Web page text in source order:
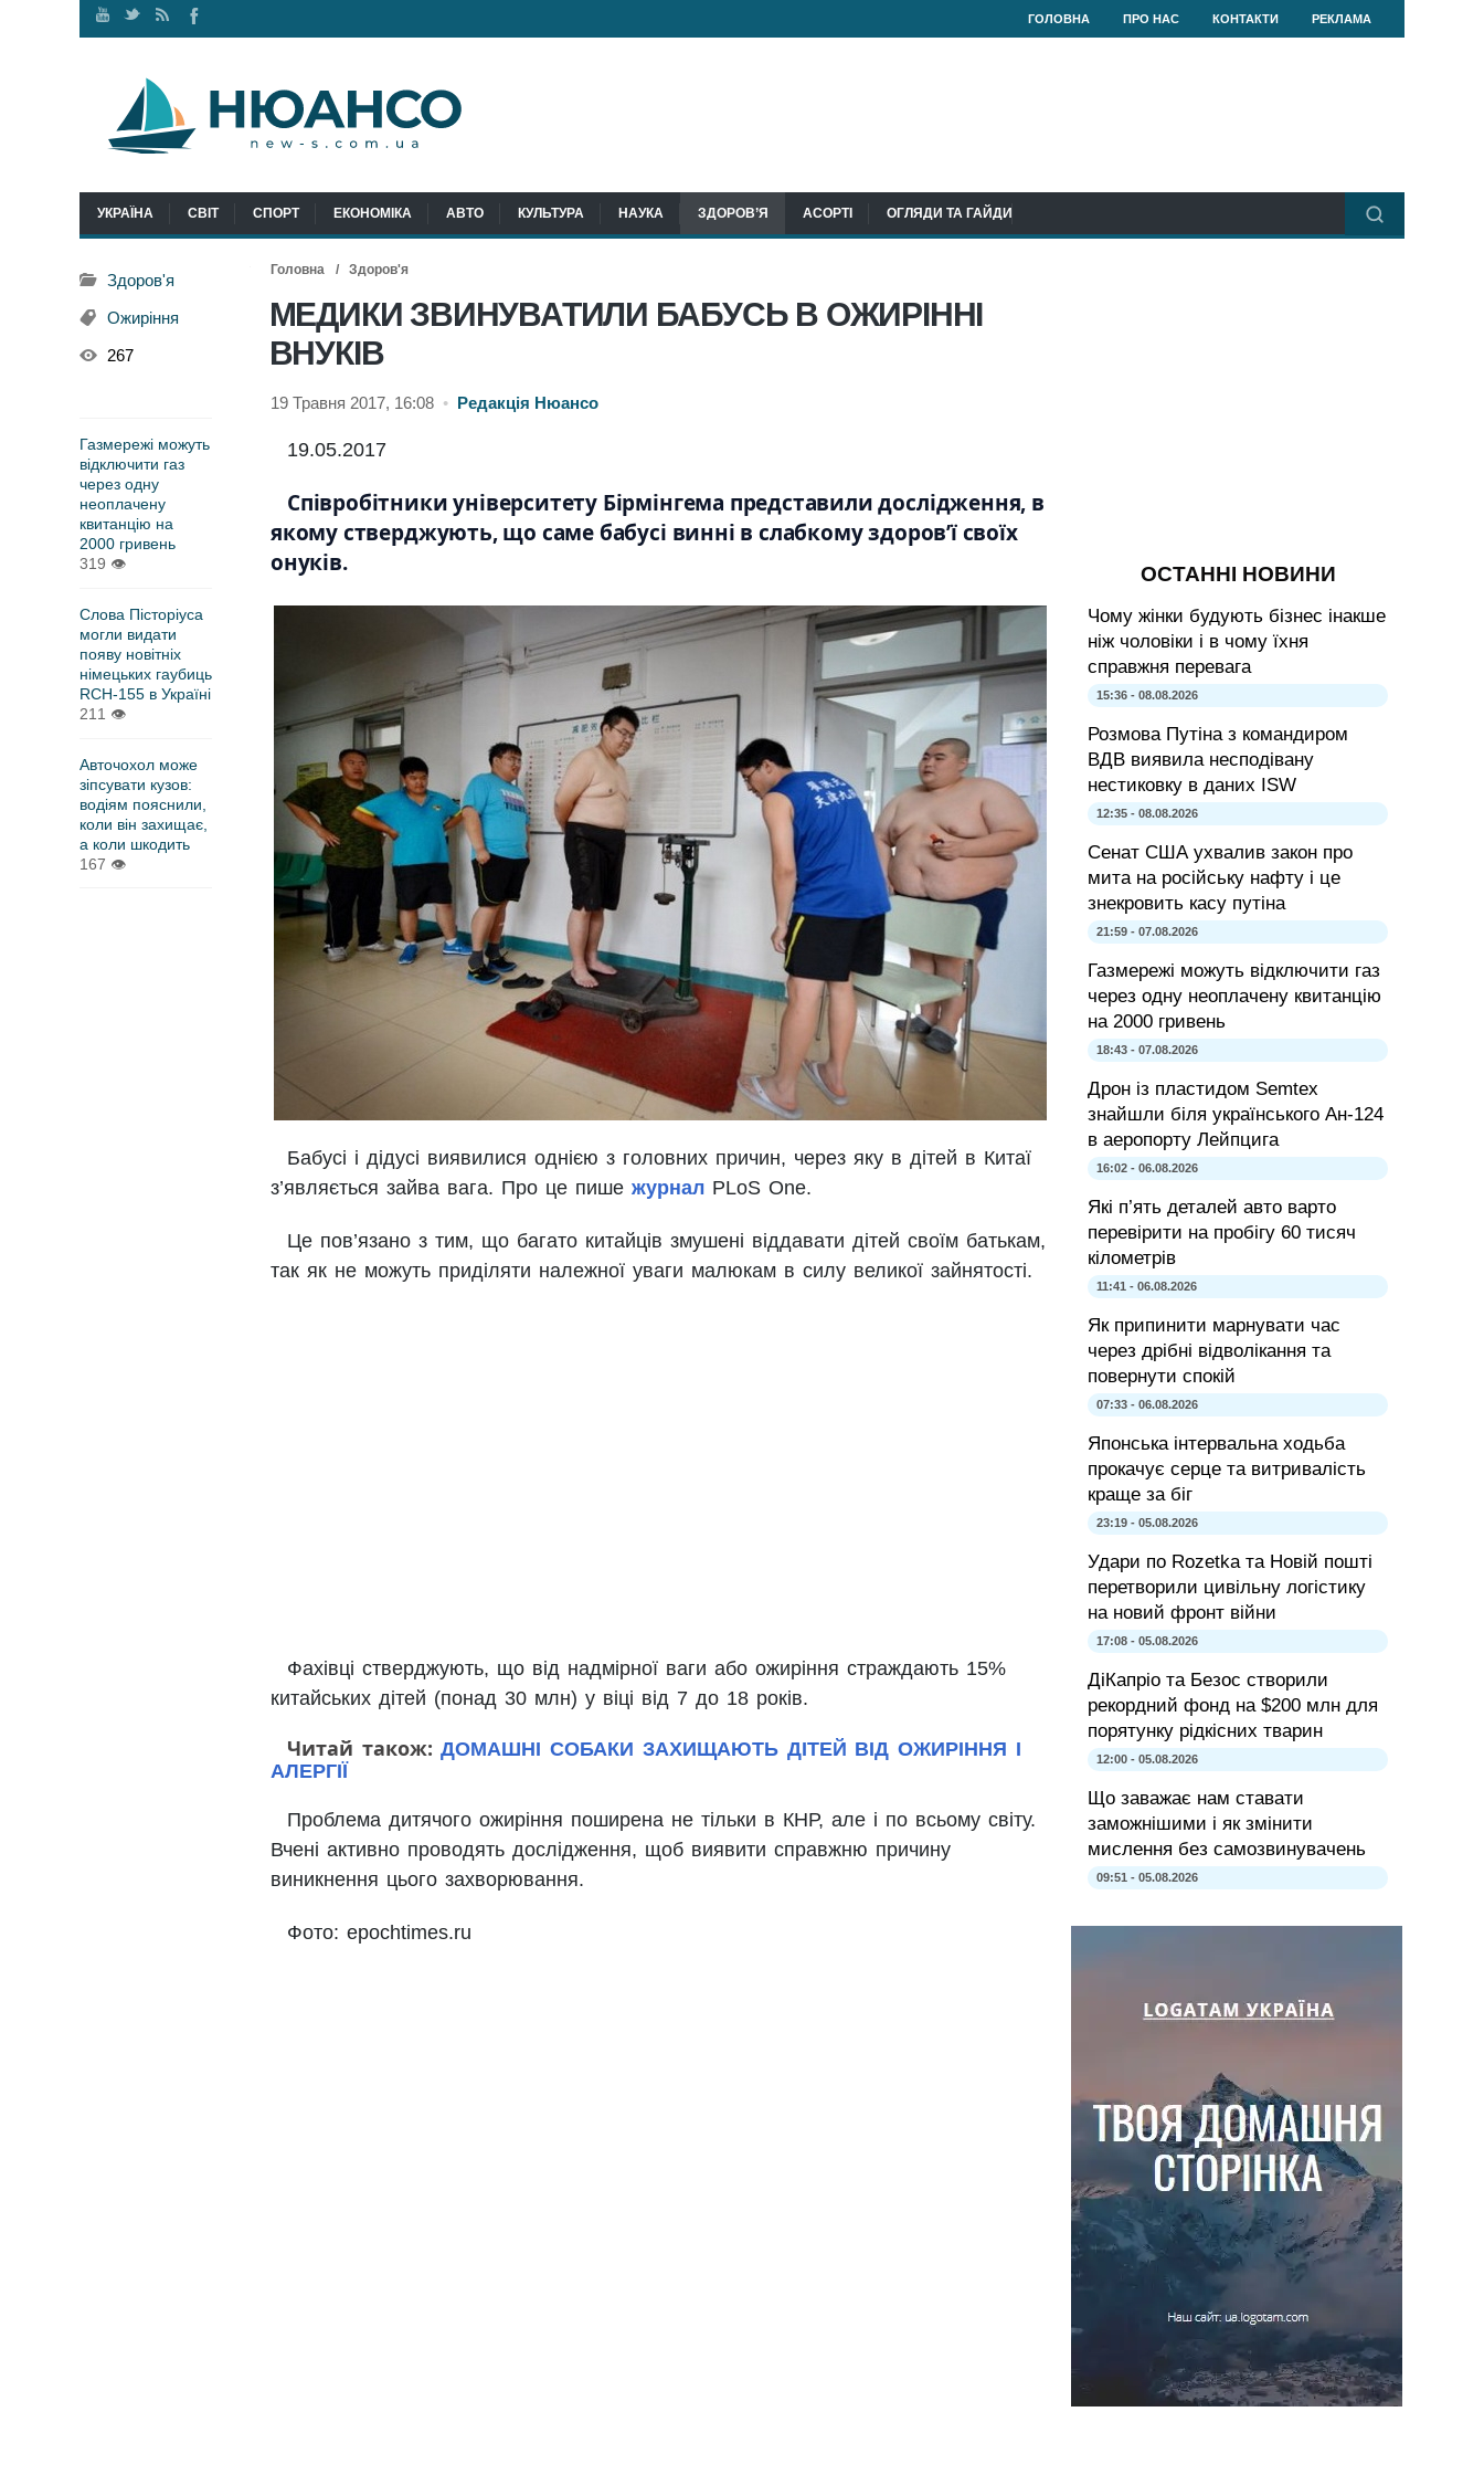
ГОЛОВНА ПРО НАС КОНТАКТИ РЕКЛАМА
Ми
Facebook
RSS
стрічка
Ми
Twitter
Наш
канал
Youtube
УКРАЇНА СВІТ СПОРТ ЕКОНОМІКА АВТО КУЛЬТУРА НАУКА ЗДОРОВ’Я АСОРТІ ОГЛЯДИ ТА ГАЙДИ
Головна Здоров'я
МЕДИКИ ЗВИНУВАТИЛИ БАБУСЬ В ОЖИРІННІ
ВНУКІВ
19 Травня 2017, 16:08 • Редакція Нюансо
19.05.2017
Співробітники університету Бірмінгема представили дослідження, в
якому стверджують, що саме бабусі винні в слабкому здоров’ї своїх
онуків.
Бабусі і дідусі виявилися однією з головних причин, через яку в дітей в Китаї
з’являється зайва вага. Про це пише журнал PLoS One.
Це пов’язано з тим, що багато китайців змушені віддавати дітей своїм батькам,
так як не можуть приділяти належної уваги малюкам в силу великої зайнятості.
Фахівці стверджують, що від надмірної ваги або ожиріння страждають 15%
китайських дітей (понад 30 млн) у віці від 7 до 18 років.
Читай також: ДОМАШНІ СОБАКИ ЗАХИЩАЮТЬ ДІТЕЙ ВІД ОЖИРІННЯ І
АЛЕРГІЇ
Проблема дитячого ожиріння поширена не тільки в КНР, але і по всьому світу.
Вчені активно проводять дослідження, щоб виявити справжню причину
виникнення цього захворювання.
Фото: epochtimes.ru
Здоров'я
Ожиріння
267
Газмережі можуть
відключити газ
через одну
неоплачену
квитанцію на
2000 гривень
319 👁
Слова Пісторіуса
могли видати
появу новітніх
німецьких гаубиць
RCH-155 в Україні
211 👁
Авточохол може
зіпсувати кузов:
водіям пояснили,
коли він захищає,
а коли шкодить
167 👁
ОСТАННІ НОВИНИ
Чому жінки будують бізнес інакше
ніж чоловіки і в чому їхня
справжня перевага
15:36 - 08.08.2026
Розмова Путіна з командиром
ВДВ виявила несподівану
нестиковку в даних ISW
12:35 - 08.08.2026
Сенат США ухвалив закон про
мита на російську нафту і це
знекровить касу путіна
21:59 - 07.08.2026
Газмережі можуть відключити газ
через одну неоплачену квитанцію
на 2000 гривень
18:43 - 07.08.2026
Дрон із пластидом Semtex
знайшли біля українського Ан-124
в аеропорту Лейпцига
16:02 - 06.08.2026
Які п’ять деталей авто варто
перевірити на пробігу 60 тисяч
кілометрів
11:41 - 06.08.2026
Як припинити марнувати час
через дрібні відволікання та
повернути спокій
07:33 - 06.08.2026
Японська інтервальна ходьба
прокачує серце та витривалість
краще за біг
23:19 - 05.08.2026
Удари по Rozetka та Новій пошті
перетворили цивільну логістику
на новий фронт війни
17:08 - 05.08.2026
ДіКапріо та Безос створили
рекордний фонд на $200 млн для
порятунку рідкісних тварин
12:00 - 05.08.2026
Що заважає нам ставати
заможнішими і як змінити
мислення без самозвинувачень
09:51 - 05.08.2026